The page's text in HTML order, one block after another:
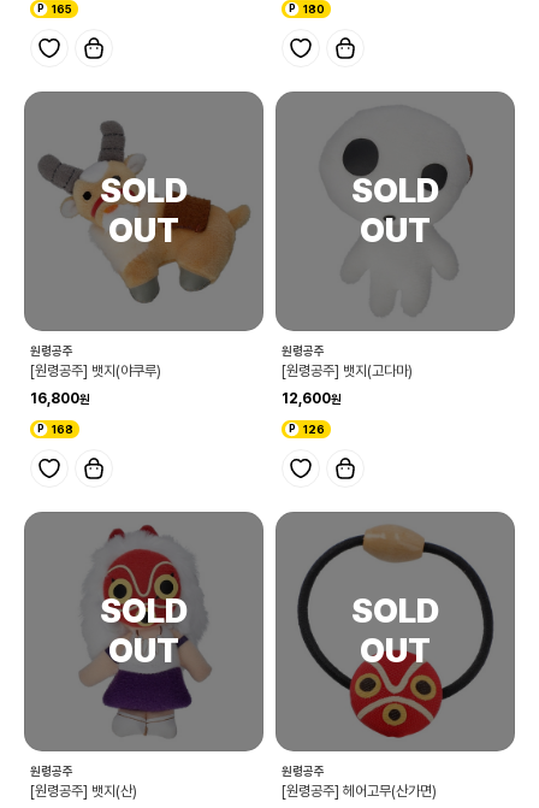
165 180
원령공주
[원령공주] 뱃지(야쿠루)
16,800
168
원령공주
[원령공주] 뱃지(고다마)
12,600
126
원령공주
[원령공주] 뱃지(산)
원령공주
[원령공주] 헤어고무(산가면)